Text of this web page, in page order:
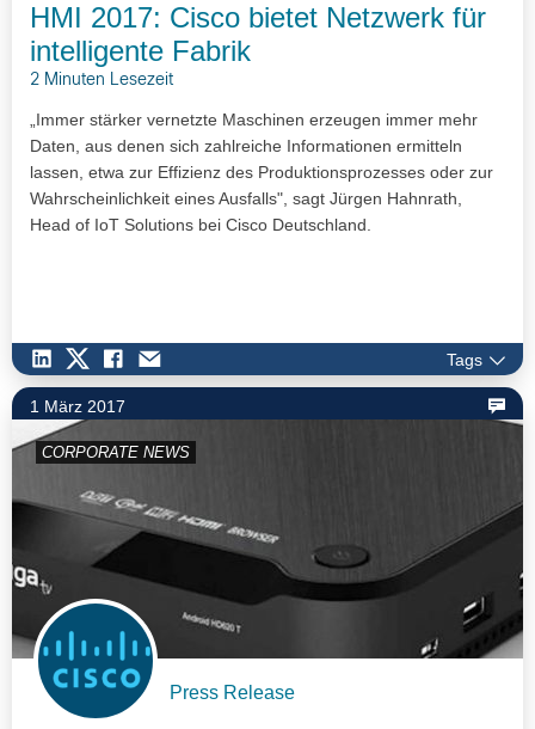
HMI 2017: Cisco bietet Netzwerk für
intelligente Fabrik
2 Minuten Lesezeit
„Immer stärker vernetzte Maschinen erzeugen immer mehr
Daten, aus denen sich zahlreiche Informationen ermitteln
lassen, etwa zur Effizienz des Produktionsprozesses oder zur
Wahrscheinlichkeit eines Ausfalls", sagt Jürgen Hahnrath,
Head of IoT Solutions bei Cisco Deutschland.
Tags
1 März 2017
CORPORATE NEWS
Press Release